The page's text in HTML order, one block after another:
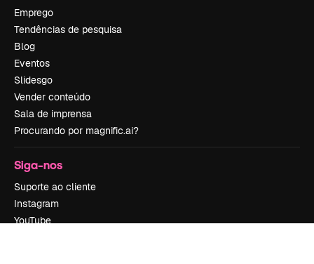
Emprego
Tendências de pesquisa
Blog
Eventos
Slidesgo
Vender conteúdo
Sala de imprensa
Procurando por magnific.ai?
Siga-nos
Suporte ao cliente
Instagram
YouTube